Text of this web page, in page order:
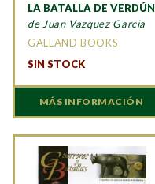
LA BATALLA DE VERDÚN
de Juan Vazquez Garcia
GALLAND BOOKS
SIN STOCK
MÁS INFORMACIÓN